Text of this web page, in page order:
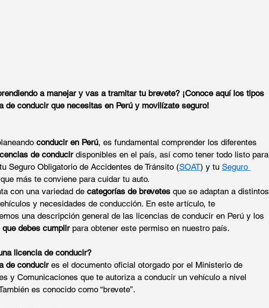
a manejar y vas a tramitar tu brevete? ¡Conoce aquí los tipos
de conducir que necesitas en Perú y movilízate seguro!
conducir en Perú, es fundamental comprender los diferentes
de conducir disponibles en el país, así como tener todo listo para
Seguro Obligatorio de Accidentes de Tránsito (SOAT) y tu Seguro
que más te conviene para cuidar tu auto.
con una variedad de categorías de brevetes que se adaptan a distintos
y necesidades de conducción. En este artículo, te
una descripción general de las licencias de conducir en Perú y los
debes cumplir para obtener este permiso en nuestro país.
licencia de conducir?
de conducir es el documento oficial otorgado por el Ministerio de
y Comunicaciones que te autoriza a conducir un vehículo a nivel
es conocido como “brevete”.